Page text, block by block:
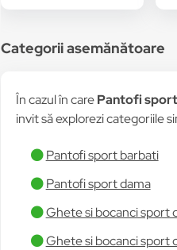
Categorii asemănătoare
În cazul în carePantofi
invit să explorezi categoriile
Pantofi sport barbati
Pantofi sport dama
Ghete si bocanci sport
Ghete si bocanci sport